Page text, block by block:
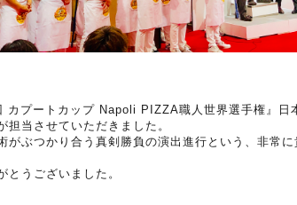
カプートカップ Napoli PIZZA職人世界選手権』日
担当させていただきました。
がぶつかり合う真剣勝負の演出進行という、非常
とうございました。